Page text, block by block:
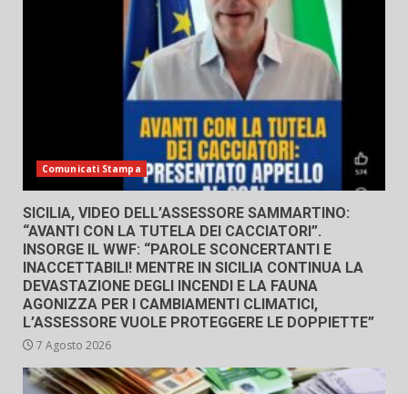
Comunicati Stampa
SICILIA, VIDEO DELL’ASSESSORE SAMMARTINO:
“AVANTI CON LA TUTELA DEI CACCIATORI”.
INSORGE IL WWF: “PAROLE SCONCERTANTI E
INACCETTABILI! MENTRE IN SICILIA CONTINUA LA
DEVASTAZIONE DEGLI INCENDI E LA FAUNA
AGONIZZA PER I CAMBIAMENTI CLIMATICI,
L’ASSESSORE VUOLE PROTEGGERE LE DOPPIETTE”
7 Agosto 2026